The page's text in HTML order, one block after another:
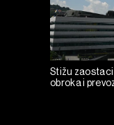
Stižu
obroka i